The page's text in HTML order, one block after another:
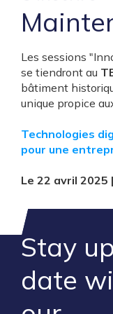
Les sessions
se tiendront au
bâtiment
unique propice
Technologies
pour une
Le 22 avril 2025 |
Stay
​date